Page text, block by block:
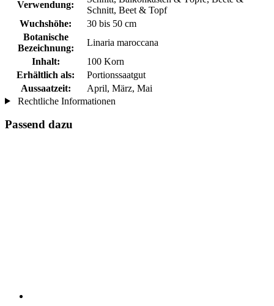
Verwendung:
Schnitt, Beet & Topf
Wuchshöhe:
30 bis 50 cm
Botanische
Bezeichnung:
Linaria maroccana
Inhalt:
100 Korn
Erhältlich als:
Portionssaatgut
Aussaatzeit:
April, März, Mai
Rechtliche Informationen
Passend dazu